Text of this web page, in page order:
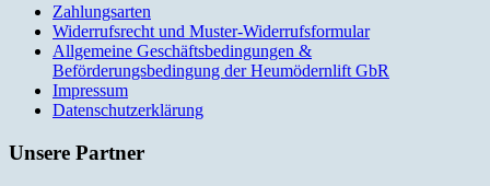
Zahlungsarten
Widerrufsrecht und Muster-Widerrufsformular
Allgemeine Geschäftsbedingungen &
Beförderungsbedingung der Heumödernlift GbR
Impressum
Datenschutzerklärung
Unsere Partner